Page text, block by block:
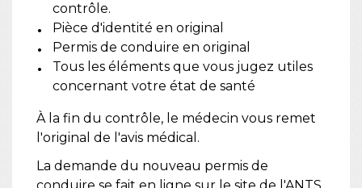
contrôle.
Pièce d'identité en original
Permis de conduire en original
Tous les éléments que vous jugez utiles
concernant votre état de santé
À la fin du contrôle, le médecin vous remet
l'original de l'avis médical.
La demande du nouveau permis de